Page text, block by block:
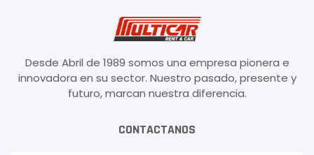
Desde Abril de 1989 somos una empresa pionera e
innovadora en su sector. Nuestro pasado, presente y
futuro, marcan nuestra diferencia.
CONTACTANOS